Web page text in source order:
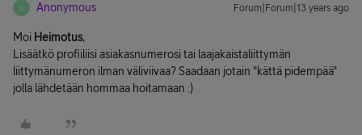
A Anonymous Forum|Forum|13 years ago
Moi Heimotus,
Lisäätkö profiiliisi asiakasnumerosi tai laajakaistaliittymän
liittymänumeron ilman väliviivaa? Saadaan jotain "kättä pidempää"
jolla lähdetään hommaa hoitamaan :)